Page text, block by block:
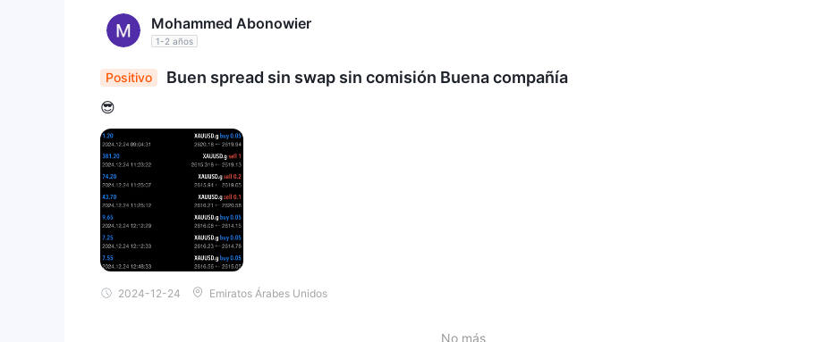
Mohammed Abonowier
1-2 años
Positivo Buen spread sin swap sin comisión Buena compañía
😎
2024-12-24 Emiratos Árabes Unidos
No más